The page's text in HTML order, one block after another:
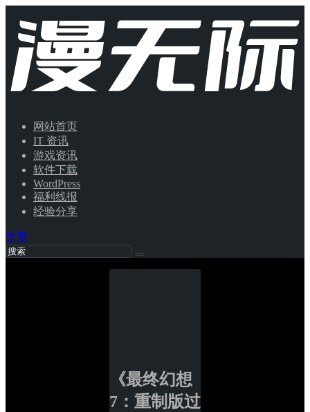
网站首页
IT 资讯
游戏资讯
软件下载
WordPress
福利线报
经验分享
文章
《最终幻想
7：重制版过